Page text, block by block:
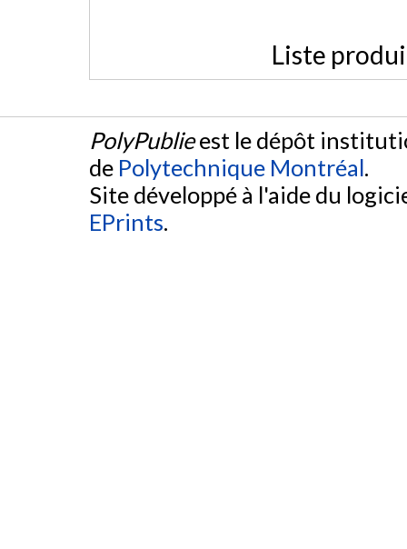
Liste
PolyPublieest le dépôt
de Polytechnique Montréal.
Site développé à l'aide du
EPrints.